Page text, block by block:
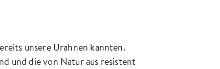
unsere Urahnen kannten.
und die von Natur aus resistent